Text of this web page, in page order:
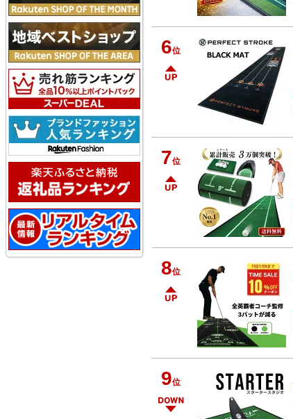
6位
7位
8位
9位